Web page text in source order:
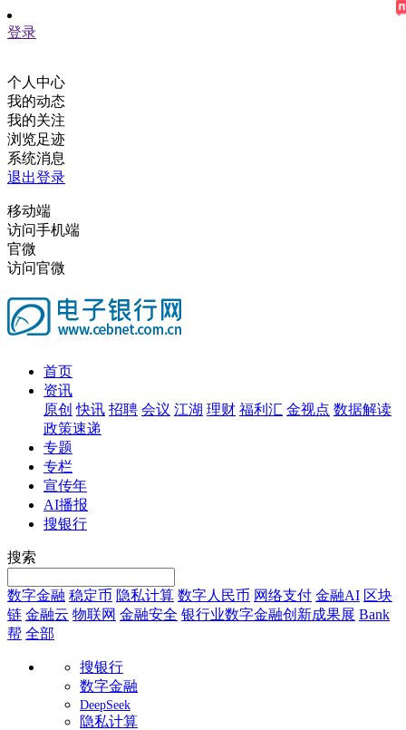
登录
个人中心
我的动态
我的关注
浏览足迹
系统消息
退出登录
移动端
访问手机端
官微
访问官微
首页
资讯
原创 快讯 招聘 会议 江湖 理财 福利汇 金视点 数据解读
政策速递
专题
专栏
宣传年
AI播报
搜银行
搜索
数字金融 稳定币 隐私计算 数字人民币 网络支付 金融AI 区块
链 金融云 物联网 金融安全 银行业数字金融创新成果展 Bank
帮 全部
搜银行
数字金融
DeepSeek
隐私计算